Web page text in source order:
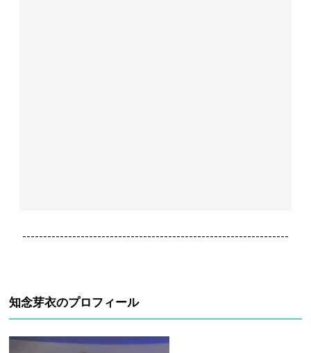
----------------------------------------------------------------
知念芽衣のプロフィール